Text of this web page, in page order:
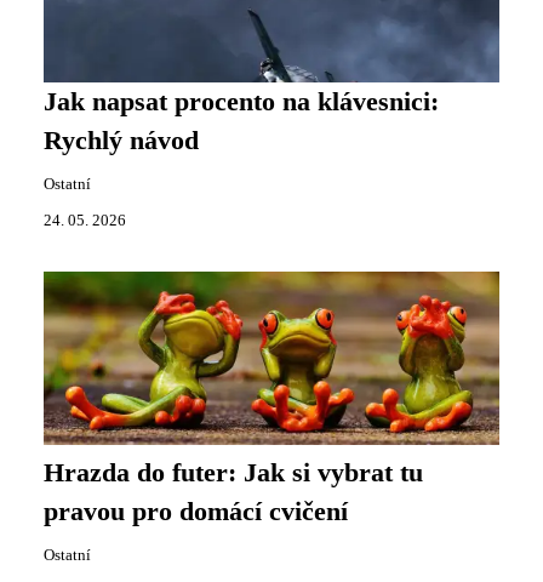
Jak napsat procento na klávesnici:
Rychlý návod
Ostatní
24. 05. 2026
Hrazda do futer: Jak si vybrat tu
pravou pro domácí cvičení
Ostatní